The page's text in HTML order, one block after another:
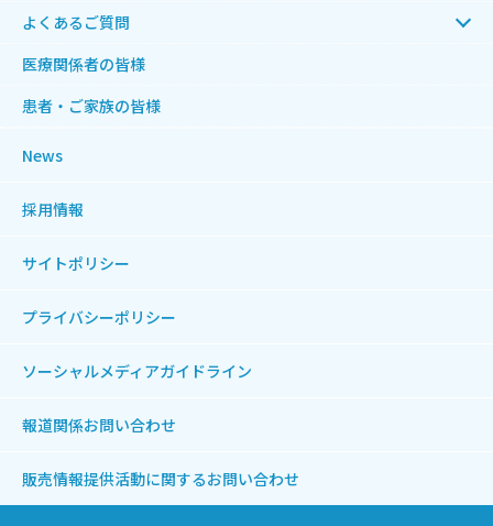
よくあるご質問
医療関係者の皆様
患者・ご家族の皆様
News
採用情報
サイトポリシー
プライバシーポリシー
ソーシャルメディアガイドライン
報道関係お問い合わせ
販売情報提供活動に関するお問い合わせ